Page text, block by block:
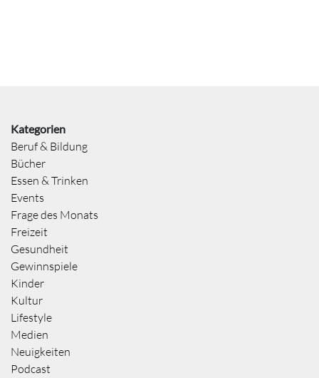
Kategorien
Beruf & Bildung
Bücher
Essen & Trinken
Events
Frage des Monats
Freizeit
Gesundheit
Gewinnspiele
Kinder
Kultur
Lifestyle
Medien
Neuigkeiten
Podcast